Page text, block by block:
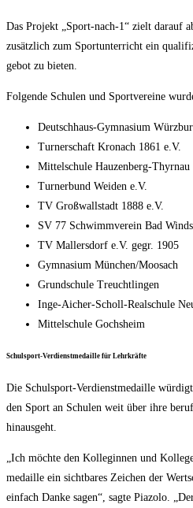
Das Pro­jekt „Sport-nach‑1“ zielt dar­auf
zusätz­lich zum Sport­un­ter­richt ein
ge­bot zu bieten.
Fol­gen­de Schu­len und Sport­ver­ei­ne
Deutsch­haus-Gym­na­si­um
Tur­ner­schaft Kro­nach 1861 e.V.
Mit­tel­schu­le Hauzenberg-Thyrnau
Tur­ner­bund Wei­den e.V.
TV Groß­wall­stadt 1888 e.V.
SV 77 Schwimm­ver­ein Bad
TV Mal­lers­dorf e.V. gegr. 1905
Gym­na­si­um München/​Moosach
Grund­schu­le Treuchtlingen
Inge-Aicher-Scholl-Real­schu­le
Mit­tel­schu­le Gochsheim
Schul­sport-Ver­dienst­me­dail­le für Lehrkräfte
Die Schul­sport-Ver­dienst­me­dail­le
den Sport an Schu­len weit über ihre
hinausgeht.
„Ich möch­te den Kol­le­gin­nen und
me­dail­le ein sicht­ba­res Zei­chen der
ein­fach Dan­ke sagen“, sag­te Pia­zo­lo.